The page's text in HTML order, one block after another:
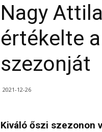
Nagy
értékelte
szezonját
2021-12-26
Kiváló őszi szezonon